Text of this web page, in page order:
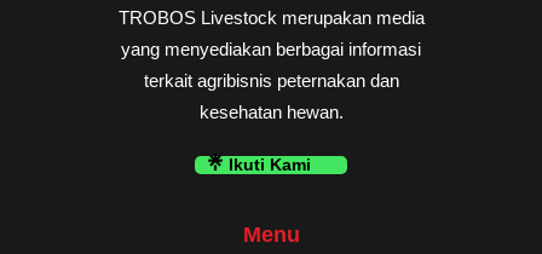
TROBOS Livestock merupakan media
yang menyediakan berbagai informasi
terkait agribisnis peternakan dan
kesehatan hewan.
Ikuti Kami
Menu